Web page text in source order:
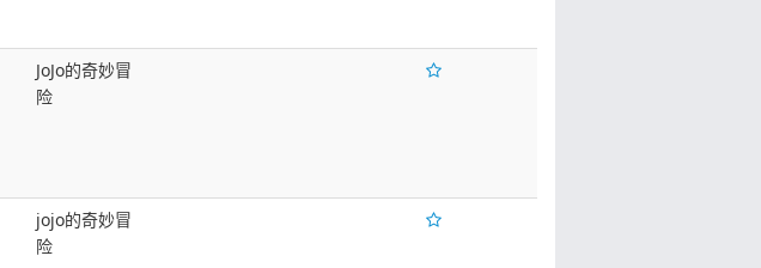
JoJo的奇妙冒
险
jojo的奇妙冒
险